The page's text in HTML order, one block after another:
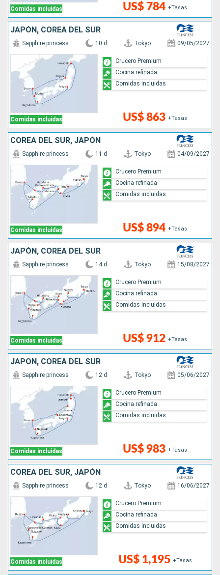
Comidas incluidas US$ 784 +Tasas
JAPÓN, COREA DEL SUR
Comidas incluidas
Sapphire princess 10 d Tokyo 09/05/2027
US$ 863 +Tasas
Crucero Premium
Cocina refinada
Comidas incluidas
COREA DEL SUR, JAPÓN
Comidas incluidas
Sapphire princess 11 d Tokyo 04/09/2027
US$ 894 +Tasas
Crucero Premium
Cocina refinada
Comidas incluidas
JAPÓN, COREA DEL SUR
Comidas incluidas
Sapphire princess 14 d Tokyo 15/08/2027
US$ 912 +Tasas
Crucero Premium
Cocina refinada
Comidas incluidas
JAPÓN, COREA DEL SUR
Comidas incluidas
Sapphire princess 12 d Tokyo 05/06/2027
US$ 983 +Tasas
Crucero Premium
Cocina refinada
Comidas incluidas
COREA DEL SUR, JAPÓN
Comidas incluidas
Sapphire princess 12 d Tokyo 16/06/2027
US$ 1,195 +Tasas
Crucero Premium
Cocina refinada
Comidas incluidas